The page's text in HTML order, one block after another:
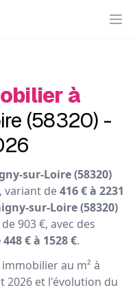
à
(58320) -
sur-Loire (58320)
variant de416 € à 2231
sur-Loire (58320)
903 €, avec des
€ à 1528 €.
au m² à
2026 et l'évolution du